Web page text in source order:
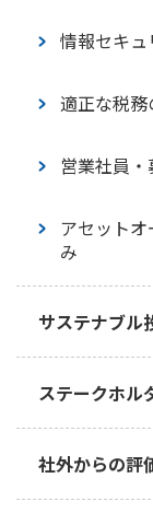
サプライチ
情報セキュ
適正な税
営業社員
アセット
み
サステナブル
サステナブ
ステークホル
基本的な考
社外からの評